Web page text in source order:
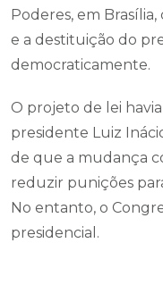
Poderes, em
e a destituição do
democraticamente.
O projeto de lei
presidente Luiz
de que a mudança
reduzir punições
No entanto, o
presidencial.